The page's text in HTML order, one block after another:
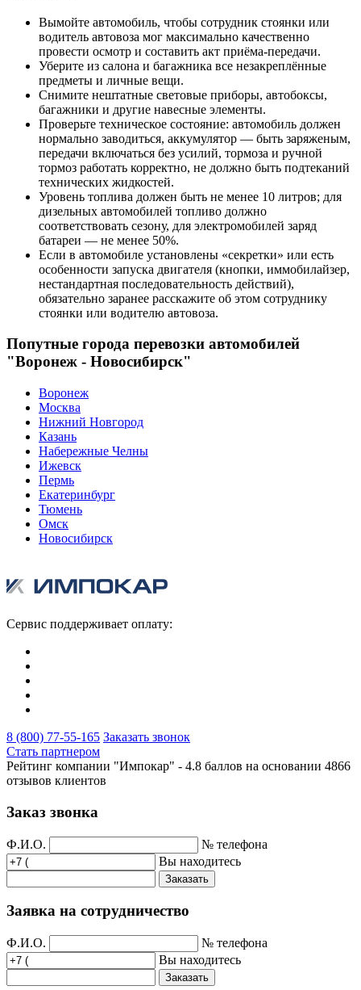
Вымойте автомобиль, чтобы сотрудник стоянки или
водитель автовоза мог максимально качественно
провести осмотр и составить акт приёма-передачи.
Уберите из салона и багажника все незакреплённые
предметы и личные вещи.
Снимите нештатные световые приборы, автобоксы,
багажники и другие навесные элементы.
Проверьте техническое состояние: автомобиль должен
нормально заводиться, аккумулятор — быть заряженым,
передачи включаться без усилий, тормоза и ручной
тормоз работать корректно, не должно быть подтеканий
технических жидкостей.
Уровень топлива должен быть не менее 10 литров; для
дизельных автомобилей топливо должно
соответствовать сезону, для электромобилей заряд
батареи — не менее 50%.
Если в автомобиле установлены «секретки» или есть
особенности запуска двигателя (кнопки, иммобилайзер,
нестандартная последовательность действий),
обязательно заранее расскажите об этом сотруднику
стоянки или водителю автовоза.
Попутные города перевозки автомобилей
"Воронеж - Новосибирск"
Воронеж
Москва
Нижний Новгород
Казань
Набережные Челны
Ижевск
Пермь
Екатеринбург
Тюмень
Омск
Новосибирск
Сервис поддерживает оплату:
8 (800) 77-55-165 Заказать звонок
Стать партнером
Рейтинг компании "Импокар" - 4.8 баллов на основании 4866
отзывов клиентов
Заказ звонка
Ф.И.О.
№ телефона
Вы находитесь
Заказать
Заявка на сотрудничество
Ф.И.О.
№ телефона
Вы находитесь
Заказать